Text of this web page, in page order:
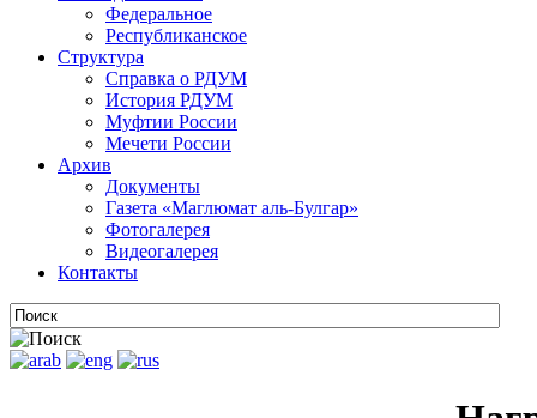
Федеральное
Республиканское
Структура
Справка о РДУМ
История РДУМ
Муфтии России
Мечети России
Архив
Документы
Газета «Маглюмат аль-Булгар»
Фотогалерея
Видеогалерея
Контакты